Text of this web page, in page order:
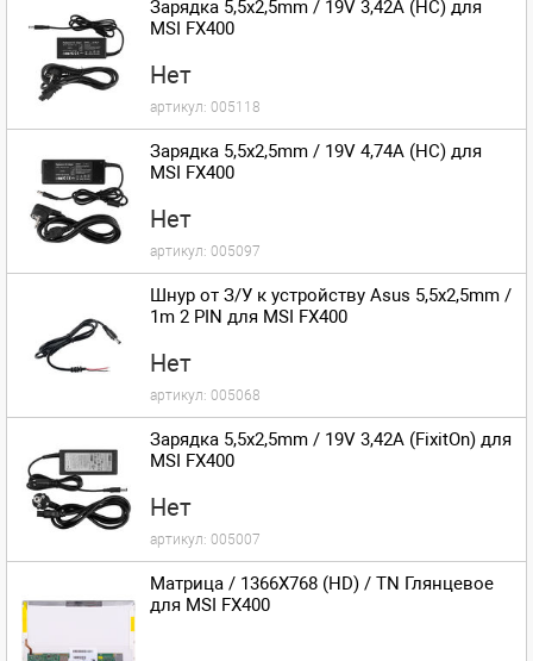
Зарядка 5,5x2,5mm / 19V 3,42A (HC) для
MSI FX400
Нет
артикул: 005118
Зарядка 5,5x2,5mm / 19V 4,74A (HC) для
MSI FX400
Нет
артикул: 005097
Шнур от З/У к устройству Asus 5,5x2,5mm /
1m 2 PIN для MSI FX400
Нет
артикул: 005068
Зарядка 5,5x2,5mm / 19V 3,42A (FixitOn) для
MSI FX400
Нет
артикул: 005007
Матрица / 1366X768 (HD) / TN Глянцевое
для MSI FX400